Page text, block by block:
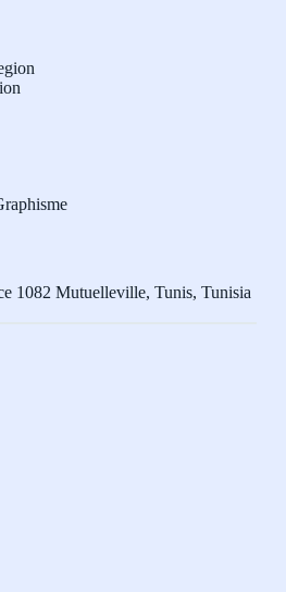
1082 Mutuelleville, Tunis, Tunisia